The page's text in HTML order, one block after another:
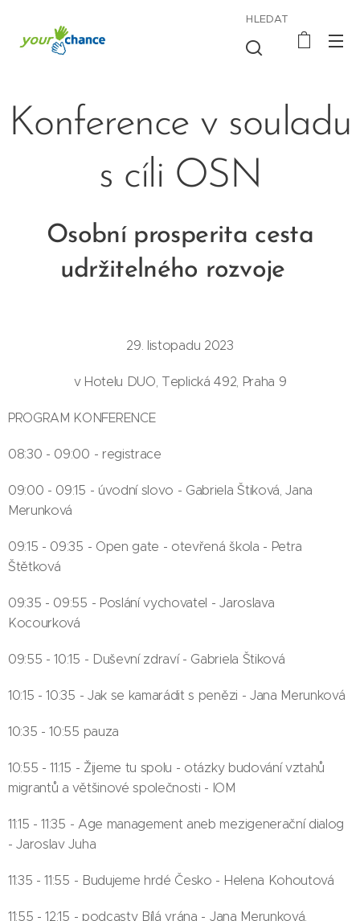
HLEDAT
Konference v souladu
s cíli OSN
Osobní prosperita cesta
udržitelného rozvoje
29. listopadu 2023
v Hotelu DUO, Teplická 492, Praha 9
PROGRAM KONFERENCE
08:30 - 09:00 - registrace
09:00 - 09:15 - úvodní slovo - Gabriela Štiková, Jana
Merunková
09:15 - 09:35 - Open gate - otevřená škola - Petra
Štětková
09:35 - 09:55 - Poslání vychovatel - Jaroslava
Kocourková
09:55 - 10:15 - Duševní zdraví - Gabriela Štiková
10:15 - 10:35 - Jak se kamarádit s penězi - Jana Merunková
10:35 - 10:55 pauza
10:55 - 11:15 - Žijeme tu spolu - otázky budování vztahů
migrantů a většinové společnosti - IOM
11:15 - 11:35 - Age management aneb mezigenerační dialog
- Jaroslav Juha
11:35 - 11:55 - Budujeme hrdé Česko - Helena Kohoutová
11:55 - 12:15 - podcasty Bílá vrána - Jana Merunková,